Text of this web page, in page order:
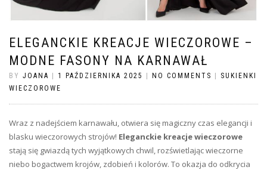
ELEGANCKIE KREACJE WIECZOROWE –
MODNE FASONY NA KARNAWAŁ
BY JOANA | 1 PAŹDZIERNIKA 2025 | NO COMMENTS | SUKIENKI
WIECZOROWE
Wraz z nadejściem karnawału, otwiera się magiczny czas elegancji i
blasku wieczorowych strojów! Eleganckie kreacje wieczorowe
stają się gwiazdą tych wyjątkowych chwil, rozświetlając wieczorne
niebo bogactwem krojów, zdobień i kolorów. To okazja do odkrycia